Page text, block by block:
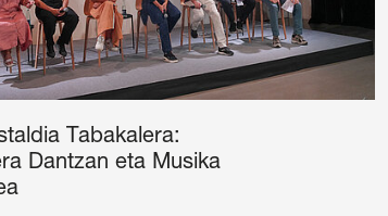
Tabakalera:
Dantzan eta Musika